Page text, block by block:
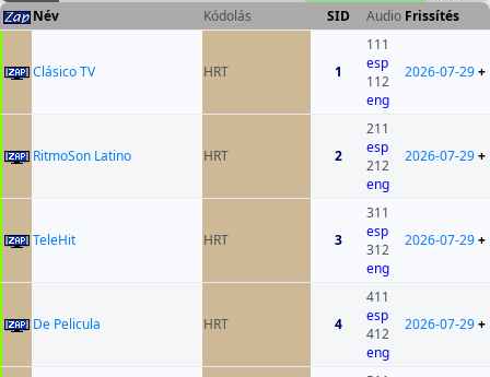
Név Kódolás SID Audio Frissítés
Clásico TV HRT 1
111
esp
112
eng
2026-07-29+
RitmoSon Latino HRT 2
211
esp
212
eng
2026-07-29+
TeleHit HRT 3
311
esp
312
eng
2026-07-29+
De Pelicula HRT 4
411
esp
412
eng
2026-07-29+